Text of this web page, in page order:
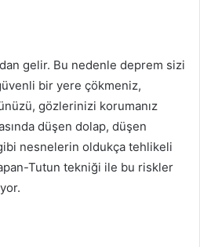
gelir. Bu nedenle deprem sizi
bir yere çökmeniz,
gözlerinizi korumanız
düşen dolap, düşen
nesnelerin oldukça tehlikeli
Tutun tekniği ile bu riskler